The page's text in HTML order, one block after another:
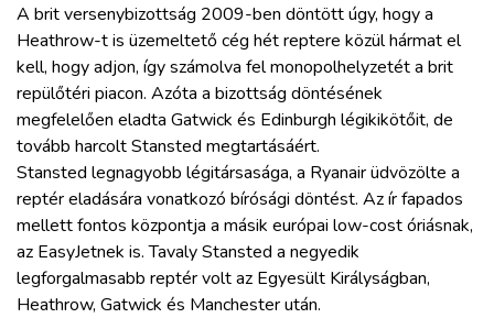
REGISZTRÁCIÓ
A brit versenybizottság 2009-ben döntött úgy, hogy a
Heathrow-t is üzemeltető cég hét reptere közül hármat el
kell, hogy adjon, így számolva fel monopolhelyzetét a brit
repülőtéri piacon. Azóta a bizottság döntésének
megfelelően eladta Gatwick és Edinburgh légikikötőit, de
tovább harcolt Stansted megtartásáért.
Stansted legnagyobb légitársasága, a Ryanair üdvözölte a
reptér eladására vonatkozó bírósági döntést. Az ír fapados
mellett fontos központja a másik európai low-cost óriásnak,
az EasyJetnek is. Tavaly Stansted a negyedik
legforgalmasabb reptér volt az Egyesült Királyságban,
Heathrow, Gatwick és Manchester után.